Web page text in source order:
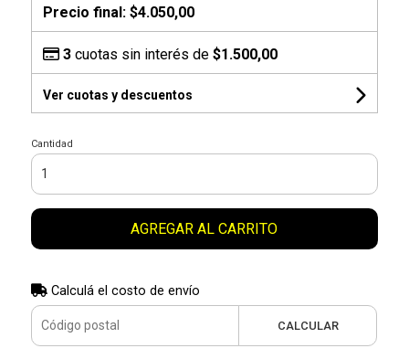
Precio final: $4.050,00
3cuotas sin interés de $1.500,00
Ver cuotas y descuentos
Cantidad
AGREGAR AL CARRITO
Calculá el costo de envío
CALCULAR